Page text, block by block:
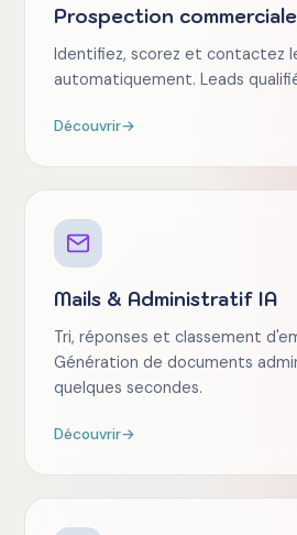
Prospection
Identifiez, scorez et contactez
automatiquement. Leads
Découvrir→
Mails & Administratif IA
Tri, réponses et classement
Génération de documents
quelques secondes.
Découvrir→